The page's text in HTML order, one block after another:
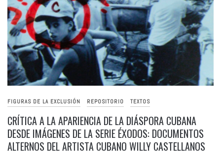
FIGURAS DE LA EXCLUSIÓN REPOSITORIO TEXTOS
CRÍTICA A LA APARIENCIA DE LA DIÁSPORA CUBANA
DESDE IMÁGENES DE LA SERIE ÉXODOS: DOCUMENTOS
ALTERNOS DEL ARTISTA CUBANO WILLY CASTELLANOS